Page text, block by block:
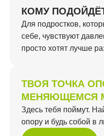
КОМУ
Для подростков,
себе, чувствуют
просто хотят лучше
ТВОЯ ТОЧКА
МЕНЯЮЩЕМСЯ
Здесь тебя поймут.
опору и будь собой в